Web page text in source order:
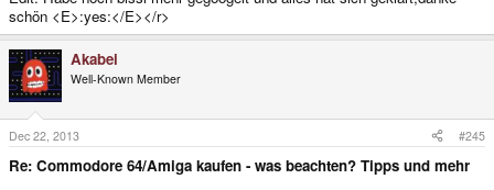
schön <E>:yes:</E></r>
Akabei
Well-Known Member
Dec 22, 2013 #245
Re: Commodore 64/Amiga kaufen - was beachten? Tipps und mehr